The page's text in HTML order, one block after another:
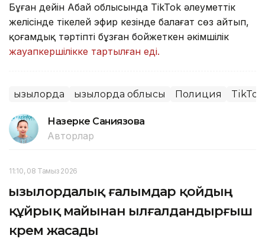
Бұған дейін Абай облысында TikTok әлеуметтік
желісінде тікелей эфир кезінде балағат сөз айтып,
қоғамдық тәртіпті бұзған бойжеткен әкімшілік
жауапкершілікке тартылған еді.
Қызылорда Қызылорда облысы Полиция TikTok
Назерке Саниязова
Авторлар
11:10, 08 Тамыз 2026
Қызылордалық ғалымдар қойдың
құйрық майынан ылғалдандырғыш
крем жасады